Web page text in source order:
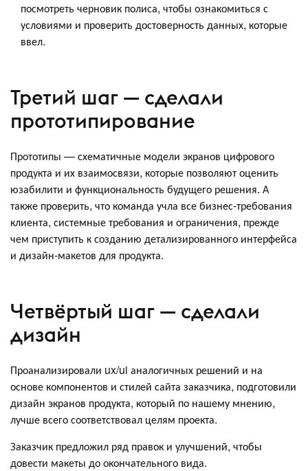
посмотреть черновик полиса, чтобы ознакомиться с
условиями и проверить достоверность данных, которые
ввел.
Третий шаг — сделали
прототипирование
Прототипы — схематичные модели экранов цифрового
продукта и их взаимосвязи, которые позволяют оценить
юзабилити и функциональность будущего решения. А
также проверить, что команда учла все бизнес-требования
клиента, системные требования и ограничения, прежде
чем приступить к созданию детализированного интерфейса
и дизайн-макетов для продукта.
Четвёртый шаг — сделали
дизайн
Проанализировали ux/ui аналогичных решений и на
основе компонентов и стилей сайта заказчика, подготовили
дизайн экранов продукта, который по нашему мнению,
лучше всего соответствовал целям проекта.
Заказчик предложил ряд правок и улучшений, чтобы
довести макеты до окончательного вида.